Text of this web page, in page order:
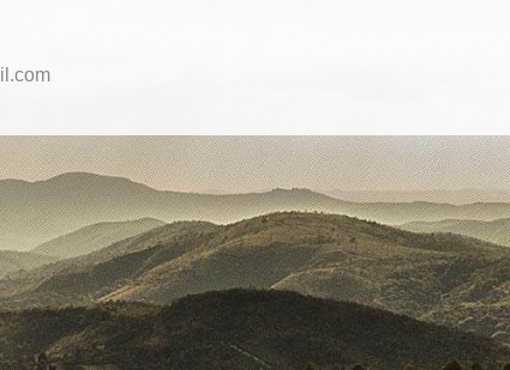
il.com